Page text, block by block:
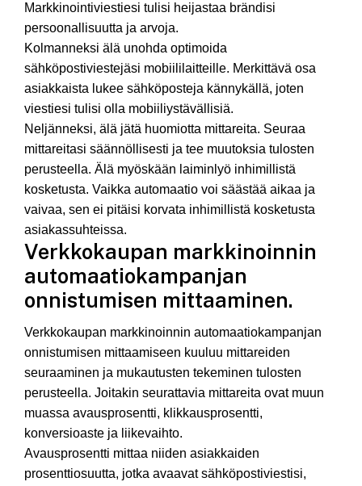
Markkinointiviestiesi tulisi heijastaa brändisi
persoonallisuutta ja arvoja.
Kolmanneksi älä unohda optimoida
sähköpostiviestejäsi mobiililaitteille. Merkittävä osa
asiakkaista lukee sähköposteja kännykällä, joten
viestiesi tulisi olla mobiiliystävällisiä.
Neljänneksi, älä jätä huomiotta mittareita. Seuraa
mittareitasi säännöllisesti ja tee muutoksia tulosten
perusteella. Älä myöskään laiminlyö inhimillistä
kosketusta. Vaikka automaatio voi säästää aikaa ja
vaivaa, sen ei pitäisi korvata inhimillistä kosketusta
asiakassuhteissa.
Verkkokaupan markkinoinnin
automaatiokampanjan
onnistumisen mittaaminen.
Verkkokaupan markkinoinnin automaatiokampanjan
onnistumisen mittaamiseen kuuluu mittareiden
seuraaminen ja mukautusten tekeminen tulosten
perusteella. Joitakin seurattavia mittareita ovat muun
muassa avausprosentti, klikkausprosentti,
konversioaste ja liikevaihto.
Avausprosentti mittaa niiden asiakkaiden
prosenttiosuutta, jotka avaavat sähköpostiviestisi,